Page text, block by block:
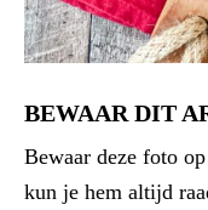
BEWAAR DIT
Bewaar deze foto
kun je hem altijd